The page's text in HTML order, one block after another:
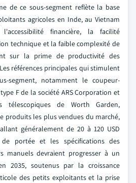
de ce sous-segment reflète la base
agricoles en Inde, au Vietnam
financière, la facilité
technique et la faible complexité de
sur la prime de productivité des
références principales qui stimulent
segment, notamment le coupeur-
F de la société ARS Corporation et
télescopiques de Worth Garden,
produits les plus vendues du marché,
généralement de 20 à 120 USD
portée et les spécifications des
manuels devraient progresser à un
2035, soutenus par la croissance
des petits exploitants et la prise